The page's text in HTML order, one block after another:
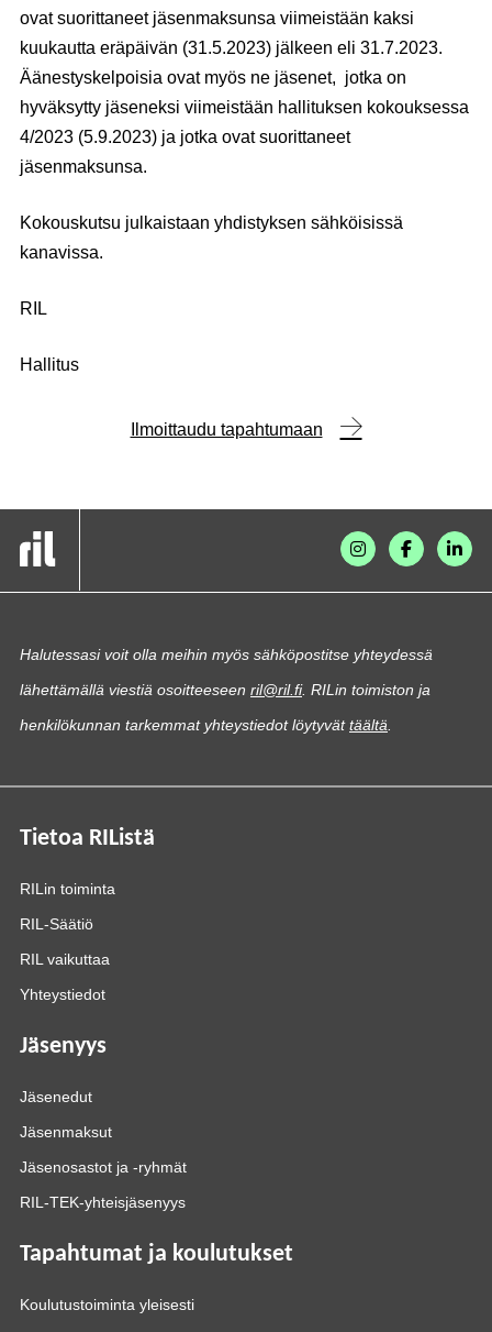
ovat suorittaneet jäsenmaksunsa viimeistään kaksi
kuukautta eräpäivän (31.5.2023) jälkeen eli 31.7.2023.
Äänestyskelpoisia ovat myös ne jäsenet, jotka on
hyväksytty jäseneksi viimeistään hallituksen kokouksessa
4/2023 (5.9.2023) ja jotka ovat suorittaneet
jäsenmaksunsa.
Kokouskutsu julkaistaan yhdistyksen sähköisissä
kanavissa.
RIL
Hallitus
Ilmoittaudu tapahtumaan
Halutessasi voit olla meihin myös sähköpostitse yhteydessä
lähettämällä viestiä osoitteeseen ril@ril.fi. RILin toimiston ja
henkilökunnan tarkemmat yhteystiedot löytyvättäältä
Tietoa RIListä
RILin toiminta
RIL-Säätiö
RIL vaikuttaa
Yhteystiedot
Jäsenyys
Jäsenedut
Jäsenmaksut
Jäsenosastot ja -ryhmät
RIL-TEK-yhteisjäsenyys
Tapahtumat ja koulutukset
Koulutustoiminta yleisesti